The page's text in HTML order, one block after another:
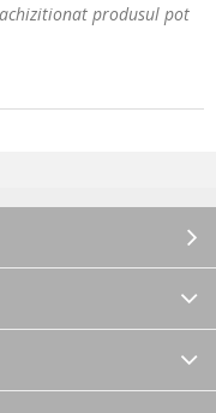
produsul pot